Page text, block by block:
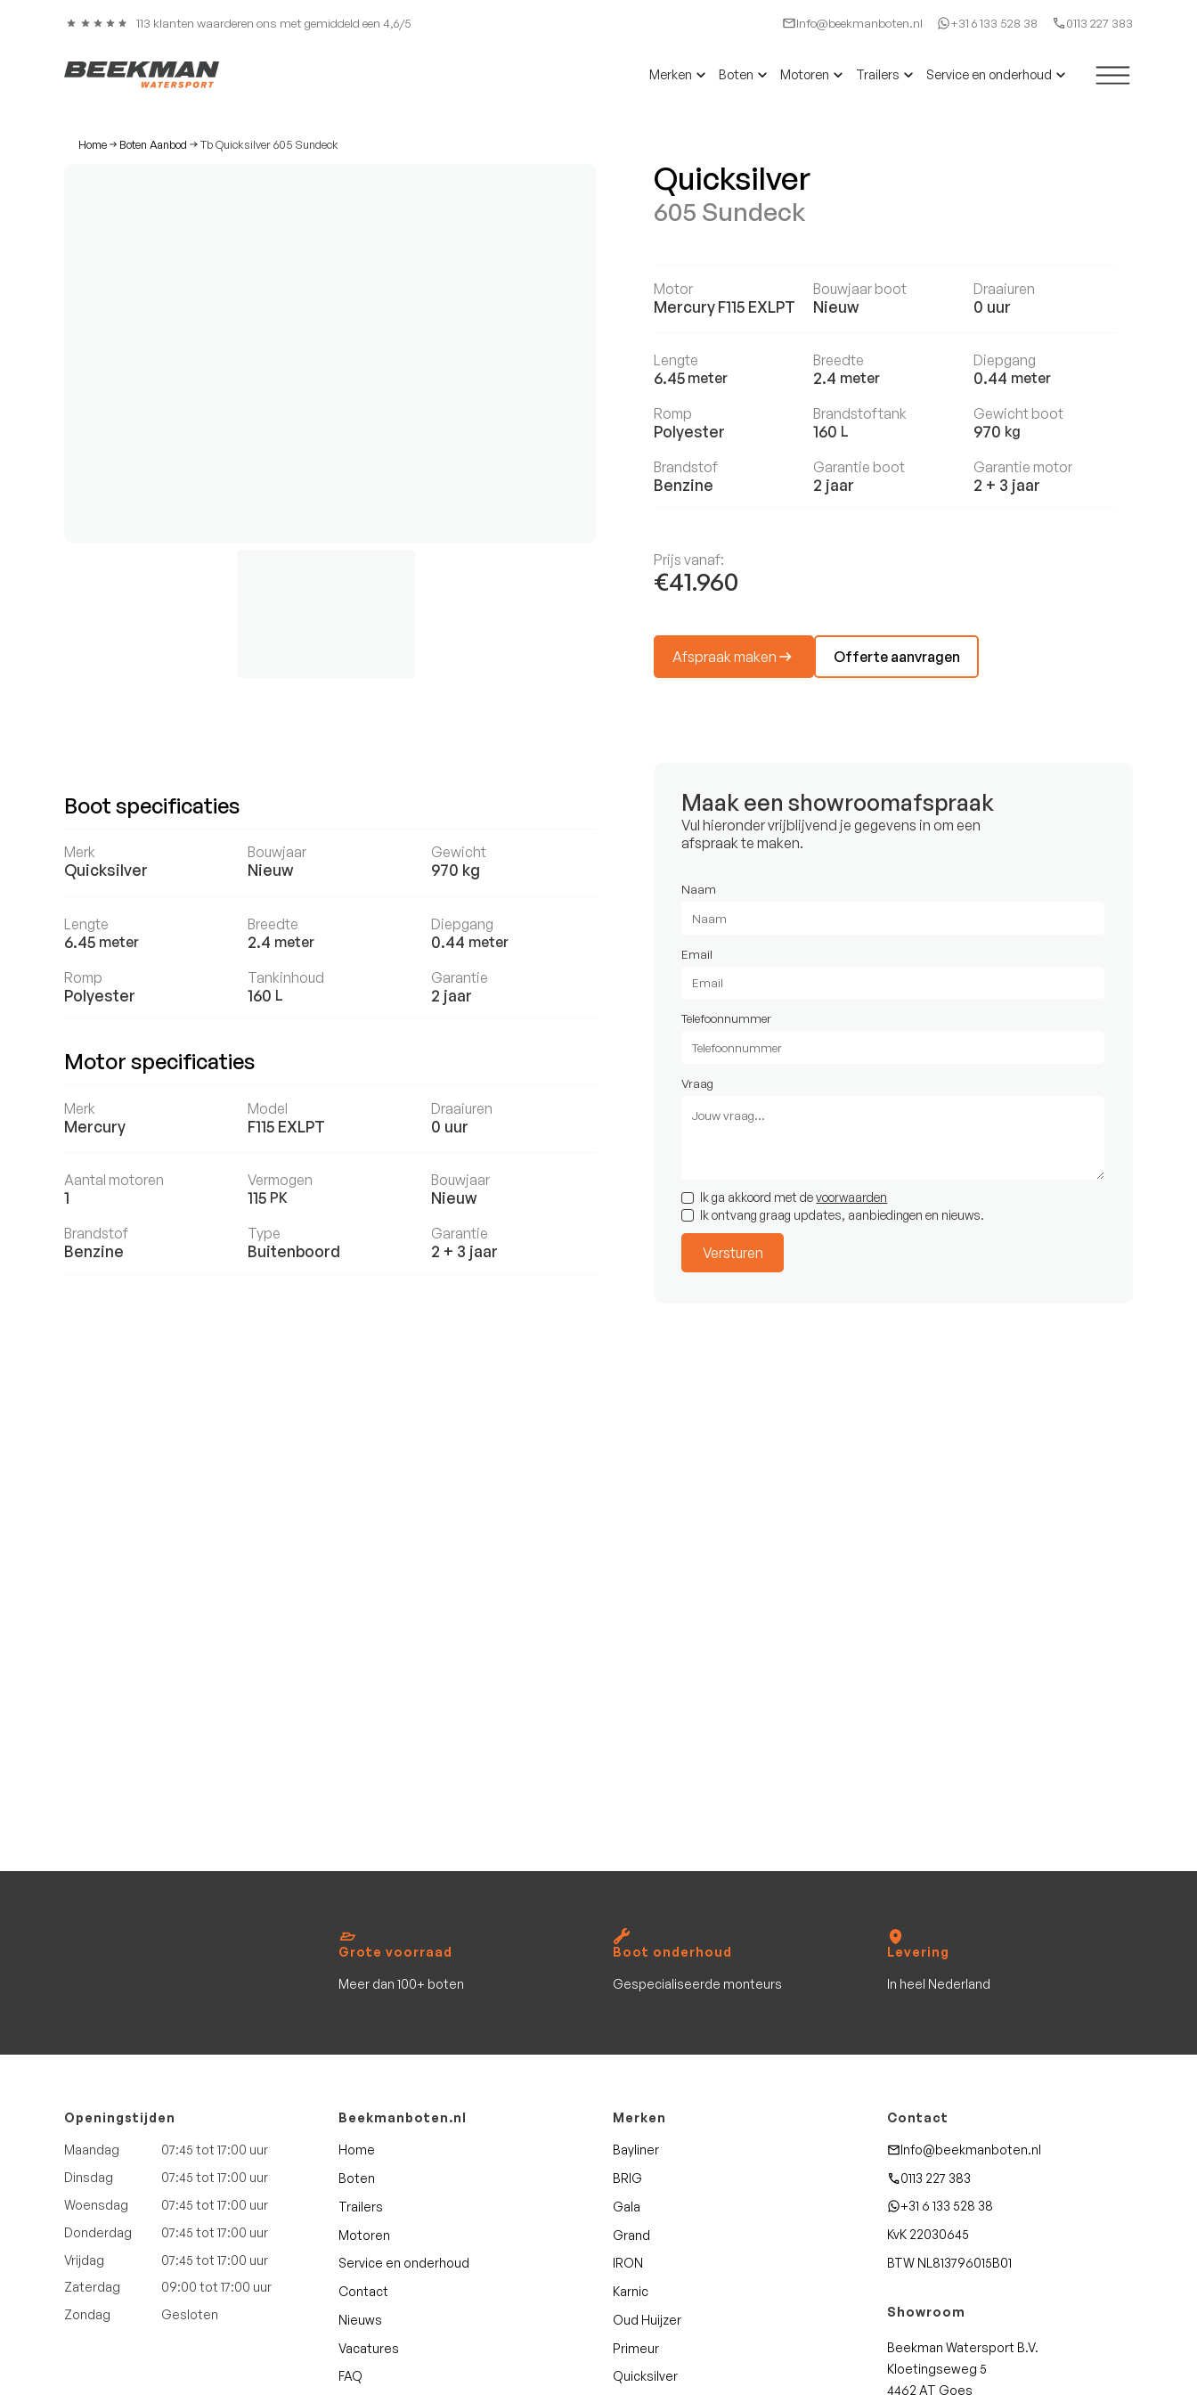
113 klanten waarderen ons met gemiddeld een 4,6/5 Info@beekmanboten.nl +31 6 133 528 38 0113 227 383
Merken Boten Motoren Trailers Service en onderhoud
Home Boten Aanbod Tb Quicksilver 605 Sundeck
Quicksilver
605 Sundeck
Motor
Mercury F115 EXLPT
Bouwjaar boot
Nieuw
Draaiuren
0 uur
Lengte
6.45 meter
Breedte
2.4 meter
Diepgang
0.44 meter
Romp
Polyester
Brandstoftank
160 L
Gewicht boot
970 kg
Brandstof
Benzine
Garantie boot
2 jaar
Garantie motor
2 + 3 jaar
Prijs vanaf:
€41.960
Afspraak maken Offerte aanvragen
Boot specificaties
Merk
Quicksilver
Bouwjaar
Nieuw
Gewicht
970 kg
Lengte
6.45 meter
Breedte
2.4 meter
Diepgang
0.44 meter
Romp
Polyester
Tankinhoud
160 L
Garantie
2 jaar
Motor specificaties
Merk
Mercury
Model
F115 EXLPT
Draaiuren
0 uur
Aantal motoren
1
Vermogen
115 PK
Bouwjaar
Nieuw
Brandstof
Benzine
Type
Buitenboord
Garantie
2 + 3 jaar
Maak een showroomafspraak
Vul hieronder vrijblijvend je gegevens in om een
afspraak te maken.
Naam
Email
Telefoonnummer
Vraag
Ik ga akkoord met devoorwaarden
Ik ontvang graag updates, aanbiedingen en nieuws.
Grote voorraad
Meer dan 100+ boten
Boot onderhoud
Gespecialiseerde monteurs
Levering
In heel Nederland
Openingstijden
Maandag
07:45 tot 17:00 uur
Dinsdag
07:45 tot 17:00 uur
Woensdag
07:45 tot 17:00 uur
Donderdag
07:45 tot 17:00 uur
Vrijdag
07:45 tot 17:00 uur
Zaterdag
09:00 tot 17:00 uur
Zondag
Gesloten
Beekmanboten.nl
Home
Boten
Trailers
Motoren
Service en onderhoud
Contact
Nieuws
Vacatures
FAQ
Merken
Bayliner
BRIG
Gala
Grand
IRON
Karnic
Oud Huijzer
Primeur
Quicksilver
Contact
Info@beekmanboten.nl
0113 227 383
+31 6 133 528 38
KvK 22030645
BTW NL813796015B01
Showroom
Beekman Watersport B.V.
Kloetingseweg 5
4462 AT Goes